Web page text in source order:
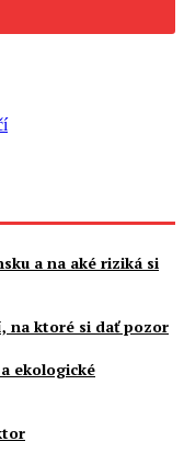
a na aké riziká si
na ktoré si dať pozor
ekologické